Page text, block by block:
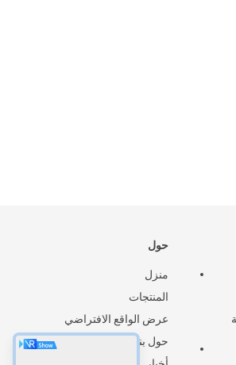
حول
منزل
المنتجات
عرض الواقع الافتراضي
حول بنا